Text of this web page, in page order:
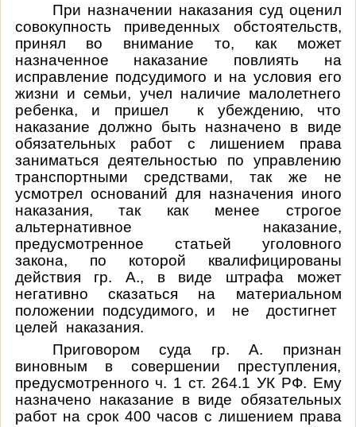
При назначении наказания суд оценил
совокупность приведенных обстоятельств,
принял во внимание то, как может
назначенное наказание повлиять на
исправление подсудимого и на условия его
жизни и семьи, учел наличие малолетнего
ребенка, и пришел к убеждению, что
наказание должно быть назначено в виде
обязательных работ с лишением права
заниматься деятельностью по управлению
транспортными средствами, так же не
усмотрел оснований для назначения иного
наказания, так как менее строгое
альтернативное наказание,
предусмотренное статьей уголовного
закона, по которой квалифицированы
действия гр. А., в виде штрафа может
негативно сказаться на материальном
положении подсудимого, и не достигнет
целей наказания.
Приговором суда гр. А. признан
виновным в совершении преступления,
предусмотренного ч. 1 ст. 264.1УК РФ. Ему
назначено наказание в виде обязательных
работ на срок 400 часов с лишением права